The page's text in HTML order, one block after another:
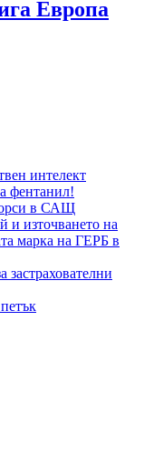
Европа
интелект
фентанил!
в САЩ
и източването на
марка на ГЕРБ в